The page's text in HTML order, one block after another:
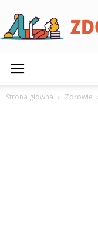
Strona główna Zdrowie